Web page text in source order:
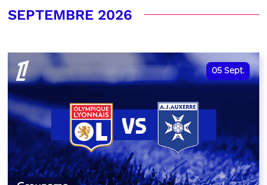
SEPTEMBRE 2026
05 Sept.